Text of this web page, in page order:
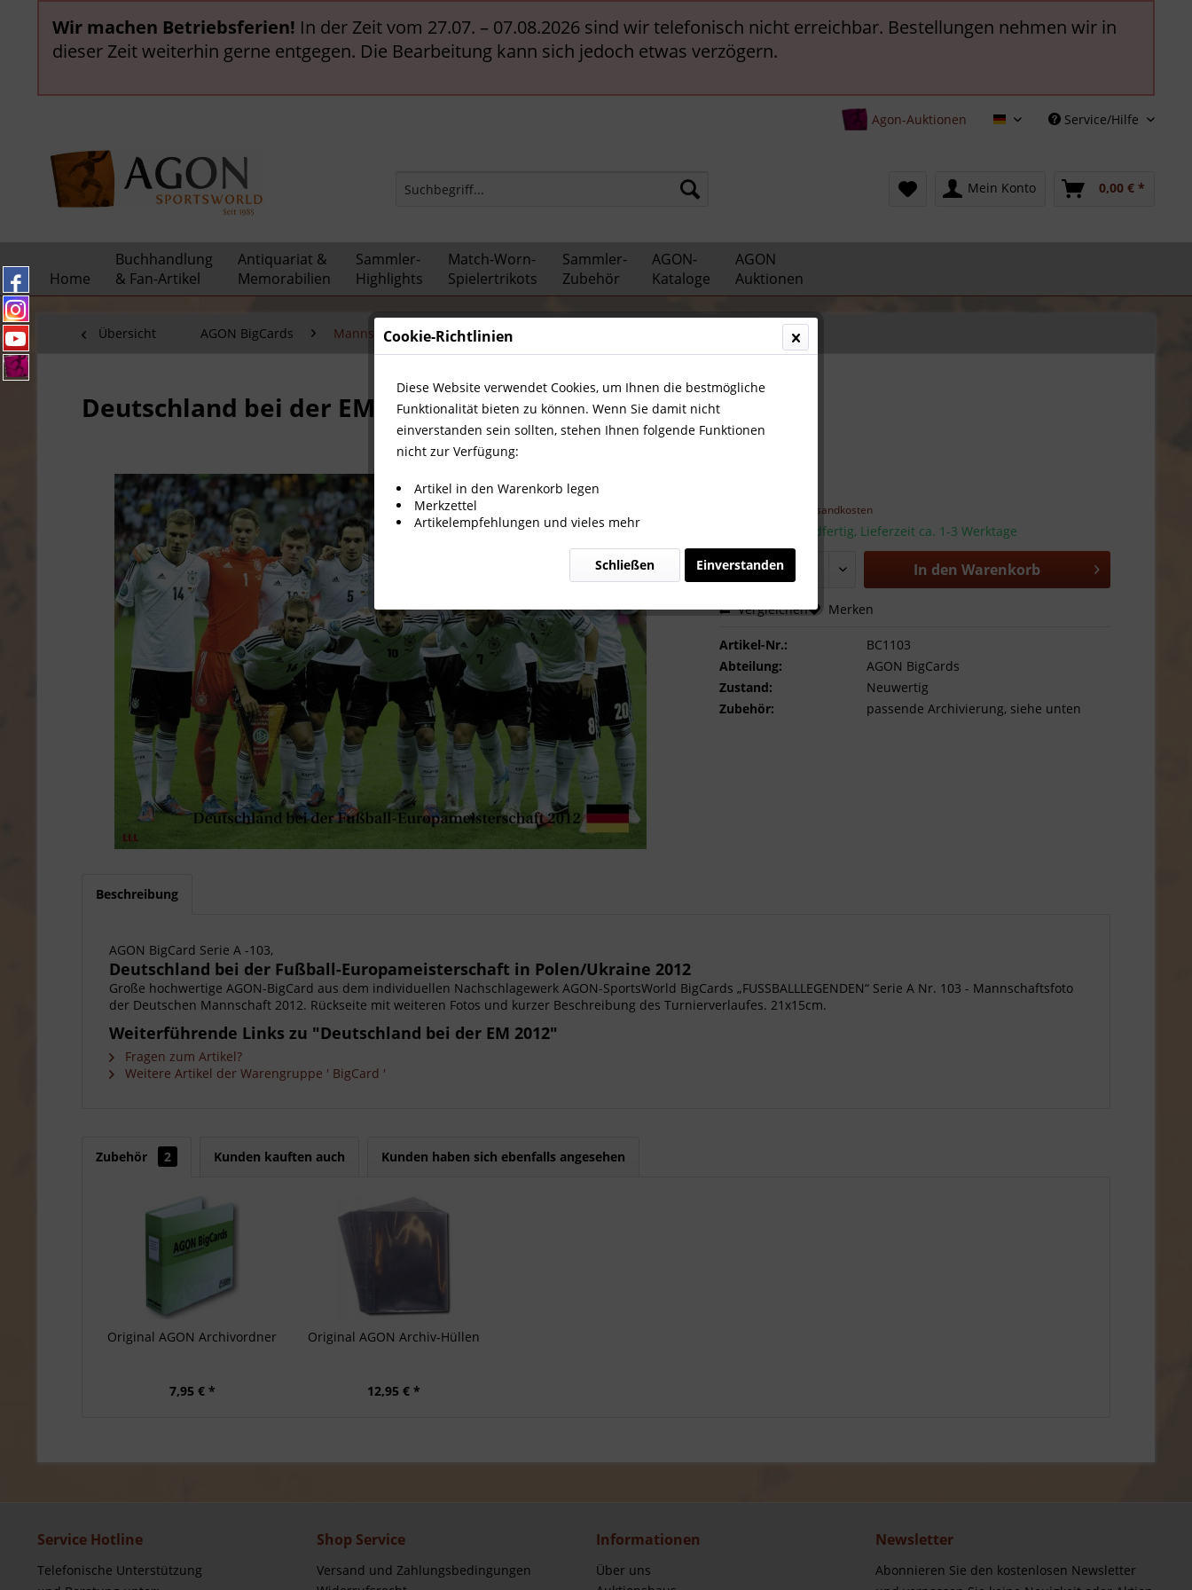
Wir machen Betriebsferien! In der Zeit vom 27.07. – 07.08.2026 sind wir telefonisch nicht erreichbar. Bestellungen nehmen wir in
dieser Zeit weiterhin gerne entgegen. Die Bearbeitung kann sich jedoch etwas verzögern.
Agon-Auktionen Deutsch Service/Hilfe
Mein Konto 0,00 € *
Home
Buchhandlung
& Fan-Artikel
Antiquariat &
Memorabilien
Sammler-
Highlights
Match-Worn-
Spielertrikots
Sammler-
Zubehör
AGON-
Kataloge
AGON
Auktionen
Übersicht AGON BigCards Mannschaften und Spiele
Deutschland bei der EM 2012
zzgl. Versandkosten
Sofort versandfertig, Lieferzeit ca. 1-3 Werktage
In den Warenkorb
Vergleichen Merken
Artikel-Nr.:
BC1103
Abteilung:
AGON BigCards
Zustand:
Neuwertig
Zubehör:
passende Archivierung, siehe unten
Beschreibung
AGON BigCard Serie A -103,
Deutschland bei der Fußball-Europameisterschaft in Polen/Ukraine 2012
Große hochwertige AGON-BigCard aus dem individuellen Nachschlagewerk AGON-SportsWorld BigCards „FUSSBALLLEGENDEN“ Serie A Nr. 103 - Mannschaftsfoto
der Deutschen Mannschaft 2012. Rückseite mit weiteren Fotos und kurzer Beschreibung des Turnierverlaufes. 21x15cm.
Weiterführende Links zu "Deutschland bei der EM 2012"
Fragen zum Artikel?
Weitere Artikel der Warengruppe ' BigCard '
Zubehör 2 Kunden kauften auch Kunden haben sich ebenfalls angesehen
Original AGON Archivordner
7,95 € *
Original AGON Archiv-Hüllen
12,95 € *
Service Hotline
Telefonische Unterstützung
Shop Service
Versand und Zahlungsbedingungen
Informationen
Über uns
Newsletter
Abonnieren Sie den kostenlosen Newsletter
Cookie-Richtlinien
Diese Website verwendet Cookies, um Ihnen die bestmögliche
Funktionalität bieten zu können. Wenn Sie damit nicht
einverstanden sein sollten, stehen Ihnen folgende Funktionen
nicht zur Verfügung:
Artikel in den Warenkorb legen
Merkzettel
Artikelempfehlungen und vieles mehr
Einverstanden
Schließen